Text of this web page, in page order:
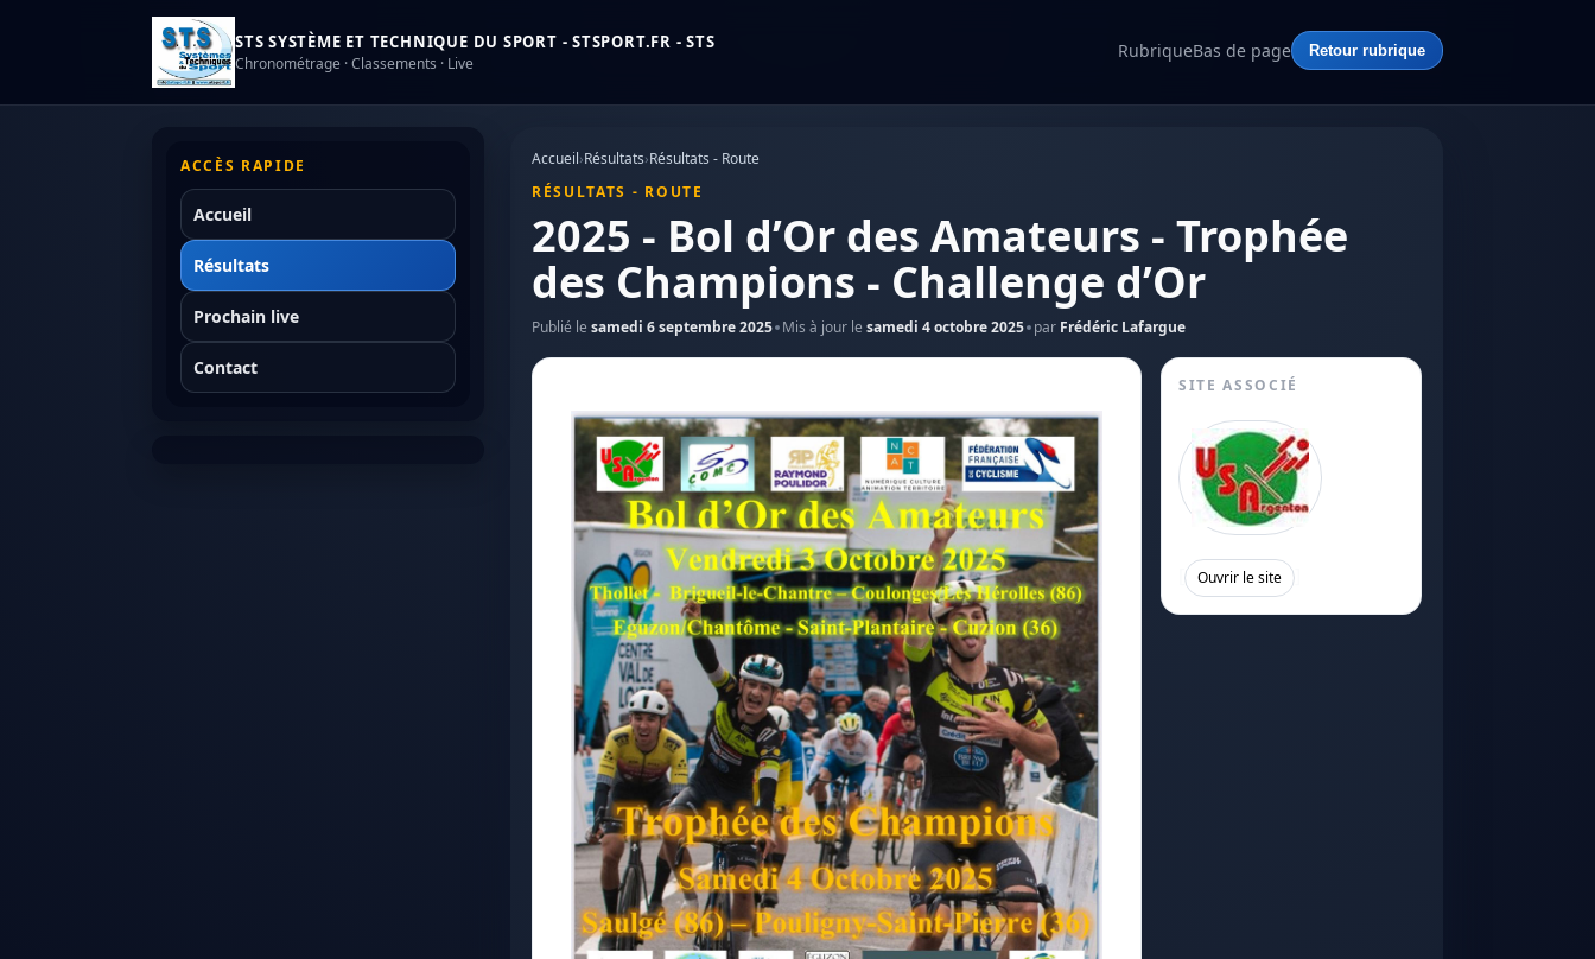
STS SYSTÈME ET TECHNIQUE DU SPORT - STSPORT.FR - STS
Chronométrage · Classements · Live
RubriqueBas de page Retour rubrique
ACCÈS RAPIDE
Accueil
Résultats
Prochain live
Contact
Accueil›Résultats›Résultats - Route
RÉSULTATS - ROUTE
2025 - Bol d’Or des Amateurs - Trophée
des Champions - Challenge d’Or
Publié le samedi 6 septembre 2025 Mis à jour le samedi 4 octobre 2025 par Frédéric Lafargue
SITE ASSOCIÉ
Ouvrir le site